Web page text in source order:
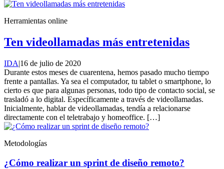
Herramientas online
Ten videollamadas más entretenidas
IDA|16 de julio de 2020
Durante estos meses de cuarentena, hemos pasado mucho tiempo
frente a pantallas. Ya sea el computador, tu tablet o smartphone, lo
cierto es que para algunas personas, todo tipo de contacto social, se
trasladó a lo digital. Específicamente a través de videollamadas.
Inicialmente, hablar de videollamadas, tendía a relacionarse
directamente con el teletrabajo y homeoffice. […]
Metodologías
¿Cómo realizar un sprint de diseño remoto?